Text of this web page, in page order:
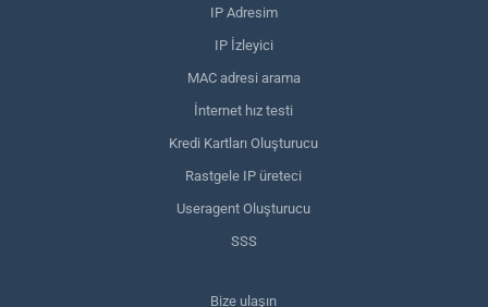
IP Adresim
IP İzleyici
MAC adresi arama
İnternet hız testi
Kredi Kartları Oluşturucu
Rastgele IP üreteci
Useragent Oluşturucu
SSS
Bize ulaşın